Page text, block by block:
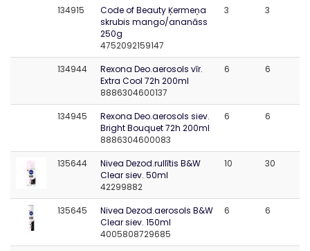
134915
Code of Beauty Ķermeņa
skrubis mango/ananāss
250g
4752092159147
3 3
134944
Rexona Deo.aerosols vīr.
Extra Cool 72h 200ml
8886304600137
6 6
134945
Rexona Deo.aerosols siev.
Bright Bouquet 72h 200ml
8886304600083
6 6
135644
Nivea Dezod.rullītis B&W
Clear siev. 50ml
42299882
10 30
135645
Nivea Dezod.aerosols B&W
Clear siev. 150ml
4005808729685
6 6